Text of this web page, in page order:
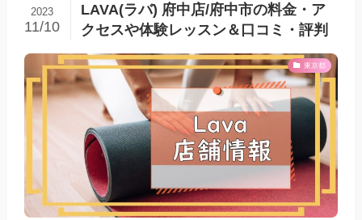
LAVA(ラバ) 府中店/府中市の料金・ア
クセスや体験レッスン＆口コミ・評判
2023
11/10
東京都